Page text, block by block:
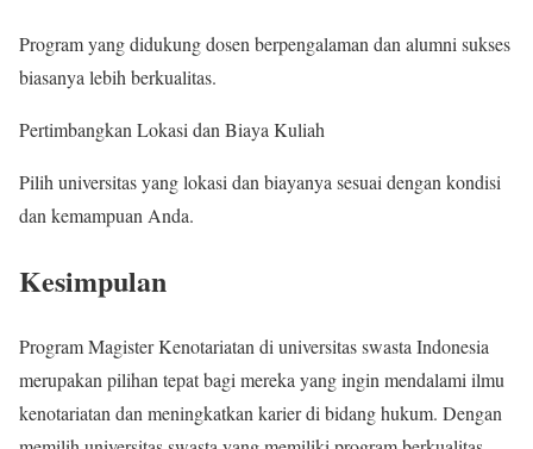
Program yang didukung dosen berpengalaman dan alumni sukses
biasanya lebih berkualitas.
Pertimbangkan Lokasi dan Biaya Kuliah
Pilih universitas yang lokasi dan biayanya sesuai dengan kondisi
dan kemampuan Anda.
Kesimpulan
Program Magister Kenotariatan di universitas swasta Indonesia
merupakan pilihan tepat bagi mereka yang ingin mendalami ilmu
kenotariatan dan meningkatkan karier di bidang hukum. Dengan